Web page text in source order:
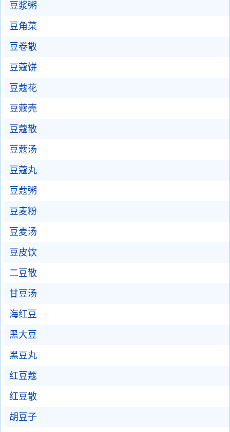
豆浆粥
豆角菜
豆卷散
豆蔻饼
豆蔻花
豆蔻壳
豆蔻散
豆蔻汤
豆蔻丸
豆蔻粥
豆麦粉
豆麦汤
豆皮饮
二豆散
甘豆汤
海红豆
黑大豆
黑豆丸
红豆蔻
红豆散
胡豆子